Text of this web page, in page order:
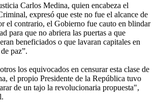
Carlos Medina, quien encabeza el
expresó que este no fue el alcance de
el contrario, el Gobierno fue cauto en blindar
para que no abriera las puertas a que
beneficiados o que lavaran capitales en
paz”.
los equivocados en censurar esta clase de
el propio Presidente de la República tuvo
de un tajo la revolucionaria propuesta",